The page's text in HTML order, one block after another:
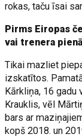
rokas, taču īsai
Pirms Eiropas
vai trenera
Tikai mazliet
izskatītos.
Kārkliņa, 16 gadu
Krauklis, vēl
bars ar
kopš 2018. un